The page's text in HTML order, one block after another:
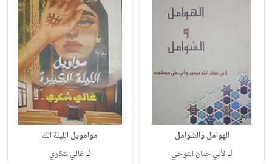
الهوامل والشوامل
لـ لأبي حيان التوحي
موامويل الليلة الك
لـغالي شكري